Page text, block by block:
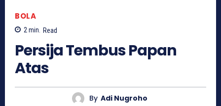
BOLA
2min. Read
Persija Tembus Papan
Atas
By Adi Nugroho